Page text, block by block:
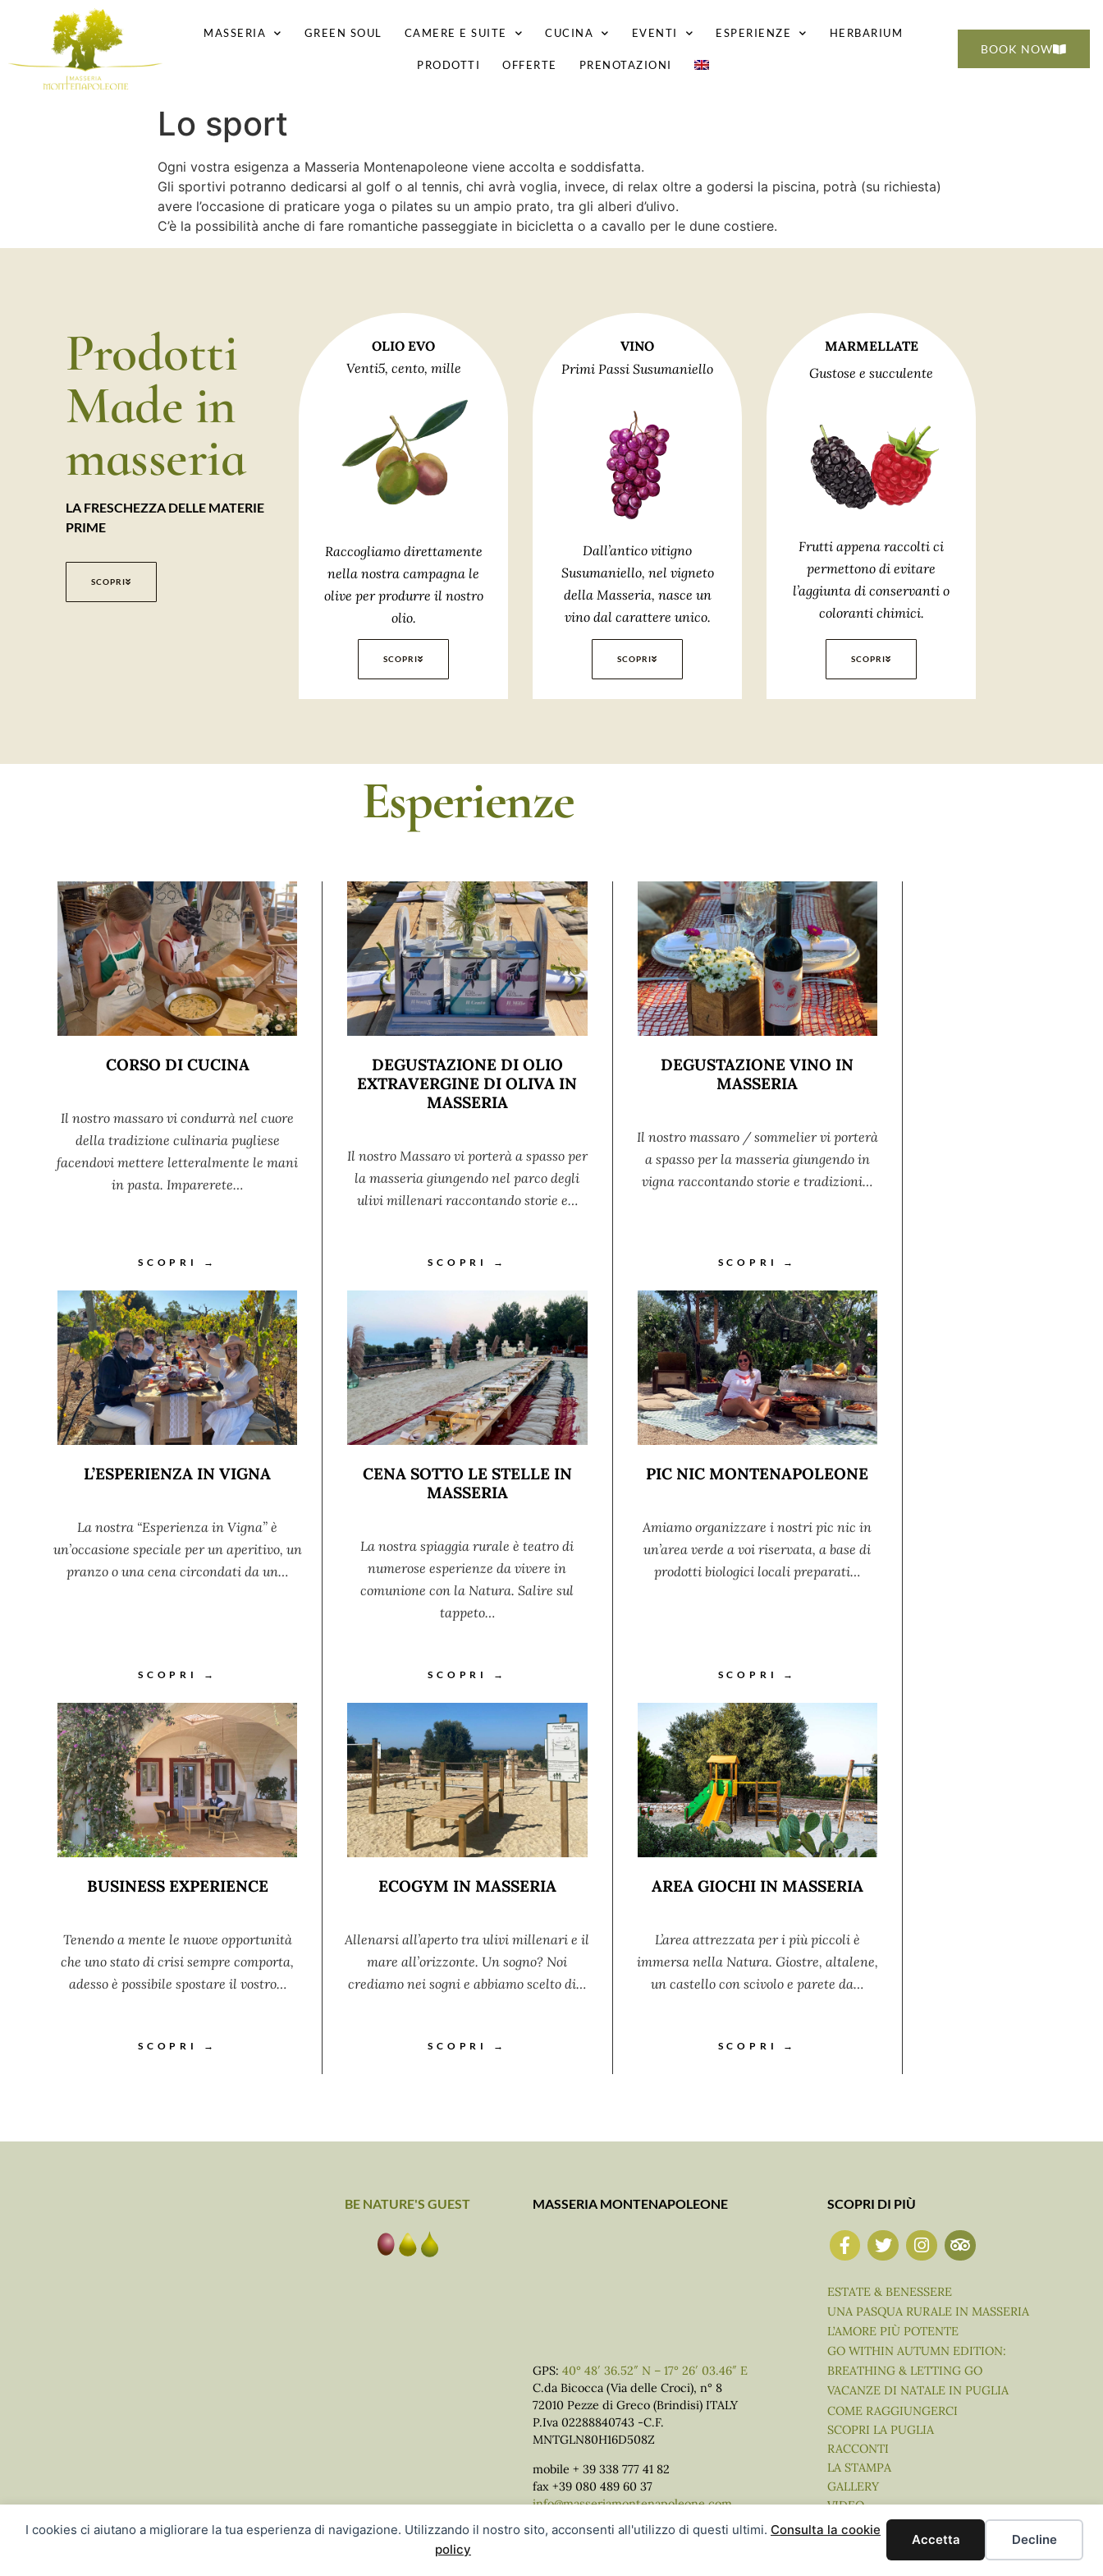
I cookies ci aiutano a migliorare la tua esperienza di navigazione. Utilizzando il nostro sito, acconsenti all'utilizzo di questi ultimi. Consulta la cookie
policy
Accetta Decline
MASSERIA GREEN SOUL CAMERE E SUITE CUCINA EVENTI ESPERIENZE HERBARIUM
PRODOTTI OFFERTE PRENOTAZIONI
BOOK NOW
Lo sport
Ogni vostra esigenza a Masseria Montenapoleone viene accolta e soddisfatta.
Gli sportivi potranno dedicarsi al golf o al tennis, chi avrà voglia, invece, di relax oltre a godersi la piscina, potrà (su richiesta)
avere l’occasione di praticare yoga o pilates su un ampio prato, tra gli alberi d’ulivo.
C’è la possibilità anche di fare romantiche passeggiate in bicicletta o a cavallo per le dune costiere.
Prodotti
Made in
masseria
LA FRESCHEZZA DELLE MATERIE
PRIME
SCOPRI
OLIO EVO
Venti5, cento, mille
Raccogliamo direttamente
nella nostra campagna le
olive per produrre il nostro
olio.
SCOPRI
VINO
Primi Passi Susumaniello
Dall’antico vitigno
Susumaniello, nel vigneto
della Masseria, nasce un
vino dal carattere unico.
SCOPRI
MARMELLATE
Gustose e succulente
Frutti appena raccolti ci
permettono di evitare
l’aggiunta di conservanti o
coloranti chimici.
SCOPRI
Esperienze
CORSO DI CUCINA
Il nostro massaro vi condurrà nel cuore
della tradizione culinaria pugliese
facendovi mettere letteralmente le mani
in pasta. Imparerete…
SCOPRI →
DEGUSTAZIONE DI OLIO
EXTRAVERGINE DI OLIVA IN
MASSERIA
Il nostro Massaro vi porterà a spasso per
la masseria giungendo nel parco degli
ulivi millenari raccontando storie e…
SCOPRI →
DEGUSTAZIONE VINO IN
MASSERIA
Il nostro massaro / sommelier vi porterà
a spasso per la masseria giungendo in
vigna raccontando storie e tradizioni…
SCOPRI →
L’ESPERIENZA IN VIGNA
La nostra “Esperienza in Vigna” è
un’occasione speciale per un aperitivo, un
pranzo o una cena circondati da un…
SCOPRI →
CENA SOTTO LE STELLE IN
MASSERIA
La nostra spiaggia rurale è teatro di
numerose esperienze da vivere in
comunione con la Natura. Salire sul
tappeto…
SCOPRI →
PIC NIC MONTENAPOLEONE
Amiamo organizzare i nostri pic nic in
un’area verde a voi riservata, a base di
prodotti biologici locali preparati…
SCOPRI →
BUSINESS EXPERIENCE
Tenendo a mente le nuove opportunità
che uno stato di crisi sempre comporta,
adesso è possibile spostare il vostro…
SCOPRI →
ECOGYM IN MASSERIA
Allenarsi all’aperto tra ulivi millenari e il
mare all’orizzonte. Un sogno? Noi
crediamo nei sogni e abbiamo scelto di…
SCOPRI →
AREA GIOCHI IN MASSERIA
L’area attrezzata per i più piccoli è
immersa nella Natura. Giostre, altalene,
un castello con scivolo e parete da…
SCOPRI →
BE NATURE'S GUEST MASSERIA MONTENAPOLEONE
GPS:40° 48′ 36.52″ N – 17° 26′ 03.46″ E
C.da Bicocca (Via delle Croci), n° 8
72010 Pezze di Greco (Brindisi) ITALY
P.Iva 02288840743 -C.F.
MNTGLN80H16D508Z
mobile + 39 338 777 41 82
fax +39 080 489 60 37
info@masseriamontenapoleone.com
SCOPRI DI PIÙ
ESTATE & BENESSERE
UNA PASQUA RURALE IN MASSERIA
L’AMORE PIÙ POTENTE
GO WITHIN AUTUMN EDITION:
BREATHING & LETTING GO
VACANZE DI NATALE IN PUGLIA
COME RAGGIUNGERCI
SCOPRI LA PUGLIA
RACCONTI
LA STAMPA
GALLERY
VIDEO